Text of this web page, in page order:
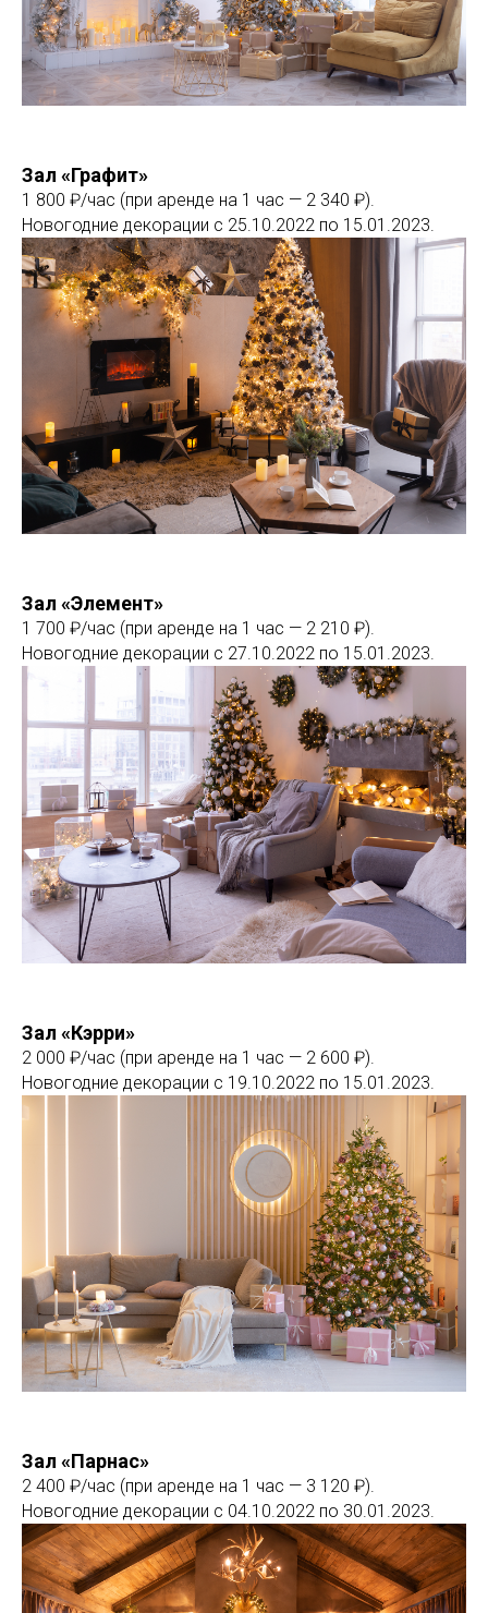
Зал «Графит»
1 800 ₽/час (при аренде на 1 час — 2 340 ₽).
Новогодние декорации с 25.10.2022 по 15.01.2023.
Зал «Элемент»
1 700 ₽/час (при аренде на 1 час — 2 210 ₽).
Новогодние декорации с 27.10.2022 по 15.01.2023.
Зал «Кэрри»
2 000 ₽/час (при аренде на 1 час — 2 600 ₽).
Новогодние декорации с 19.10.2022 по 15.01.2023.
Зал «Парнас»
2 400 ₽/час (при аренде на 1 час — 3 120 ₽).
Новогодние декорации с 04.10.2022 по 30.01.2023.